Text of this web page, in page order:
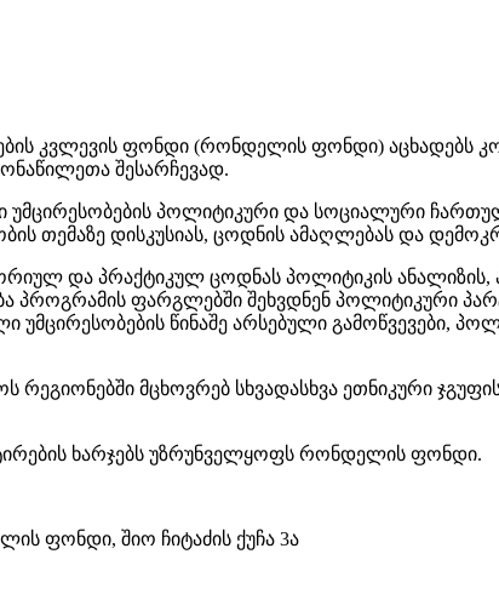
კვლევის ფონდი (რონდელის ფონდი) აცხადებს
შესარჩევად.
უმცირესობების პოლიტიკური და სოციალური
თემაზე დისკუსიას, ცოდნის ამაღლებას და
და პრაქტიკულ ცოდნას პოლიტიკის
პროგრამის ფარგლებში შეხვდნენ პოლიტიკური
წინაშე არსებული გამოწვევები,
მცხოვრებ სხვადასხვა ეთნიკური
ხარჯებს უზრუნველყოფს რონდელის ფონდი.
ფონდი, შიო ჩიტაძის ქუჩა 3ა